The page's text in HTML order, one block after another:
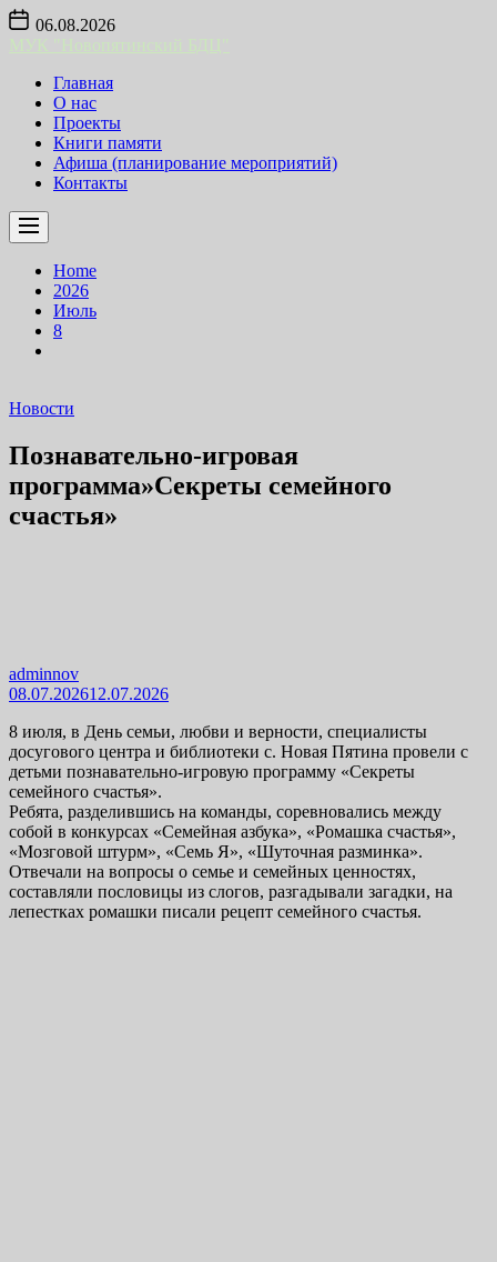
Skip
content
06.08.2026
Главная
О нас
Проекты
Книги памяти
Афиша (планирование мероприятий)
Контакты
Home
2026
Июль
8
Новости
Познавательно-игровая
программа»Секреты семейного
счастья»
adminnov
08.07.202612.07.2026
8 июля, в День семьи, любви и верности, специалисты
досугового центра и библиотеки с. Новая Пятина провели с
детьми познавательно-игровую программу «Секреты
семейного счастья».
Ребята, разделившись на команды, соревновались между
собой в конкурсах «Семейная азбука», «Ромашка счастья»,
«Мозговой штурм», «Семь Я», «Шуточная разминка».
Отвечали на вопросы о семье и семейных ценностях,
составляли пословицы из слогов, разгадывали загадки, на
лепестках ромашки писали рецепт семейного счастья.